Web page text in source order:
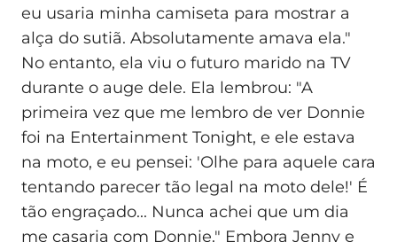
eu usaria minha camiseta para mostrar a
alça do sutiã. Absolutamente amava ela."
No entanto, ela viu o futuro marido na TV
durante o auge dele. Ela lembrou: "A
primeira vez que me lembro de ver Donnie
foi na Entertainment Tonight, e ele estava
na moto, e eu pensei: 'Olhe para aquele cara
tentando parecer tão legal na moto dele!' É
tão engraçado... Nunca achei que um dia
me casaria com Donnie." Embora Jenny e